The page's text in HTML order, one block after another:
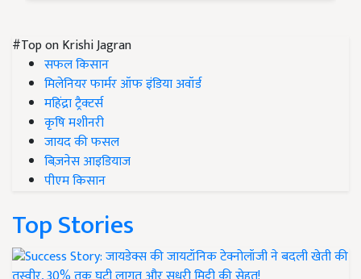
#Top on Krishi Jagran
सफल किसान
मिलेनियर फार्मर ऑफ इंडिया अवॉर्ड
महिंद्रा ट्रैक्टर्स
कृषि मशीनरी
जायद की फसल
बिज़नेस आइडियाज
पीएम किसान
Top Stories